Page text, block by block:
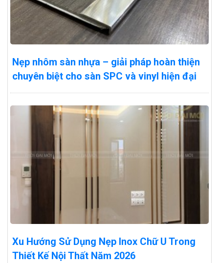
Nẹp nhôm sàn nhựa – giải pháp hoàn thiện
chuyên biệt cho sàn SPC và vinyl hiện đại
Xu Hướng Sử Dụng Nẹp Inox Chữ U Trong
Thiết Kế Nội Thất Năm 2026